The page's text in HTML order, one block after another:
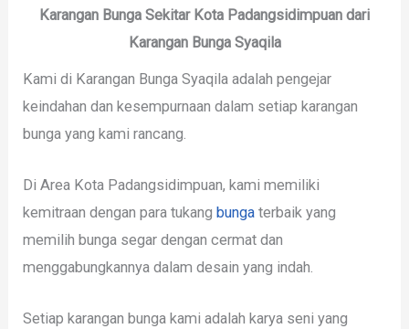
Karangan Bunga Sekitar Kota Padangsidimpuan dari
Karangan Bunga Syaqila
Kami di Karangan Bunga Syaqila adalah pengejar
keindahan dan kesempurnaan dalam setiap karangan
bunga yang kami rancang.
Di Area Kota Padangsidimpuan, kami memiliki
kemitraan dengan para tukang bunga terbaik yang
memilih bunga segar dengan cermat dan
menggabungkannya dalam desain yang indah.
Setiap karangan bunga kami adalah karya seni yang